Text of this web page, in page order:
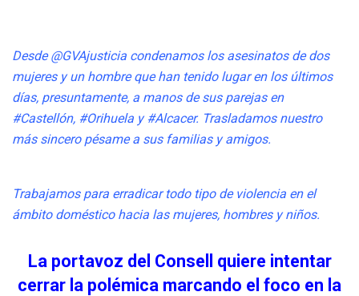
Desde@GVAjusticia condenamos los asesinatos de dos
mujeres y un hombre que han tenido lugar en los últimos
días, presuntamente, a manos de sus parejas en
#Castellón, #Orihuela y#Alcacer. Trasladamos nuestro
más sincero pésame a sus familias y amigos.
Trabajamos para erradicar todo tipo de violencia en el
ámbito doméstico hacia las mujeres, hombres y niños.
La portavoz del Consell quiere intentar
cerrar la polémica marcando el foco en la